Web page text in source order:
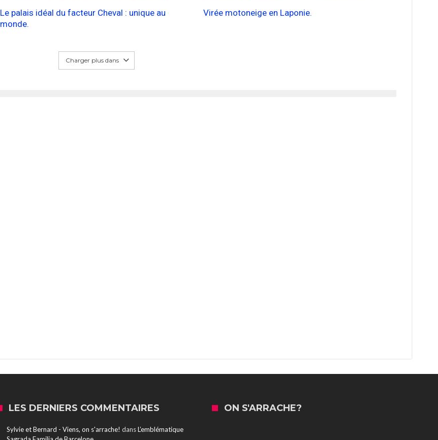
Le palais idéal du facteur Cheval : unique au
monde.
Virée motoneige en Laponie.
Charger plus dans
LES DERNIERS COMMENTAIRES
Sylvie et Bernard - Viens, on s'arrache! dansL’emblématique
ON S'ARRACHE?